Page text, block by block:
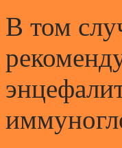
В том